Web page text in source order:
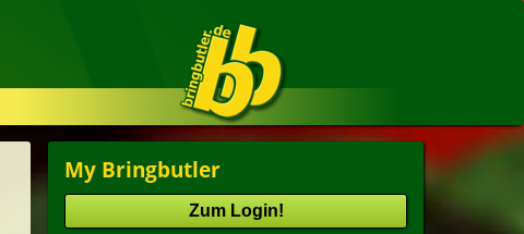
My Bringbutler